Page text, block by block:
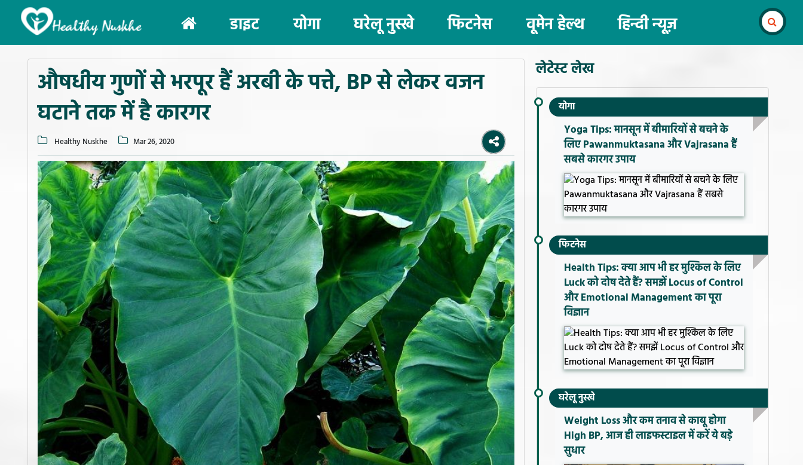
(current)
डाइट योगा घरेलू नुस्खे फिटनेस वूमेन हेल्थ हिन्दी न्यूज़
औषधीय गुणों से भरपूर हैं अरबी के पत्ते, BP से लेकर वजन
घटाने तक में है कारगर
Healthy Nuskhe Mar 26, 2020
लेटेस्ट लेख
योगा
Yoga Tips: मानसून में बीमारियों से बचने के
लिए Pawanmuktasana और Vajrasana हैं
सबसे कारगर उपाय
फिटनेस
Health Tips: क्या आप भी हर मुश्किल के लिए
Luck को दोष देते हैं? समझें Locus of Control
और Emotional Management का पूरा
विज्ञान
घरेलू नुस्खे
Weight Loss और कम तनाव से काबू होगा
High BP, आज ही लाइफस्टाइल में करें ये बड़े
सुधार